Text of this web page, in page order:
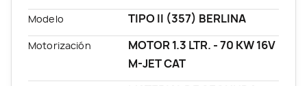
Modelo TIPO II (357) BERLINA
Motorización
MOTOR 1.3 LTR. - 70 KW 16V
M-JET CAT